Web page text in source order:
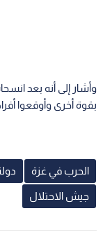
وأشار إلى أنه بعد
بقوة أخرى وأوقعوا
الحرب في غزة
جيش الاحتلال